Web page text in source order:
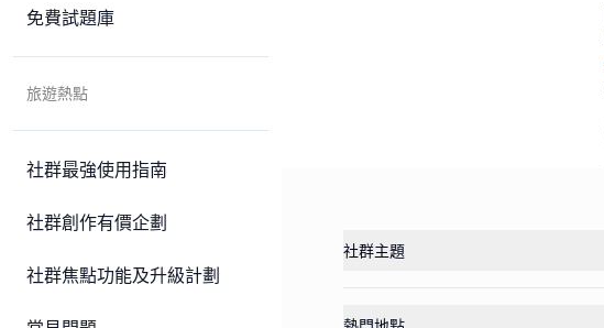
免費試題庫
旅遊熱點
社群最強使用指南
社群創作有價企劃
社群焦點功能及升級計劃
社群主題